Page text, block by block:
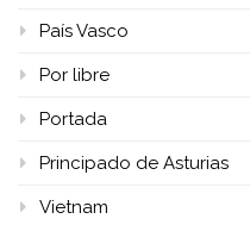
País Vasco
Por libre
Portada
Principado de Asturias
Vietnam